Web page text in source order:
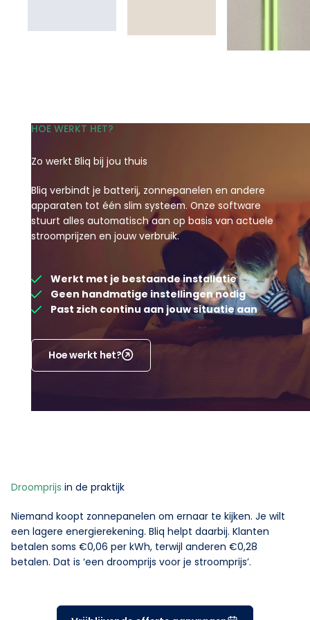
HOE WERKT HET?
Zo werkt Bliq bij jou thuis
Bliq verbindt je batterij, zonnepanelen en andere
apparaten tot één slim systeem. Onze software
stuurt alles automatisch aan op basis van actuele
stroomprijzen en jouw verbruik.
Werkt met je bestaande installatie
Geen handmatige instellingen nodig
Past zich continu aan jouw situatie aan
Hoe werkt het?
Droomprijs in de praktijk
Niemand koopt zonnepanelen om ernaar te kijken. Je wilt
een lagere energierekening. Bliq helpt daarbij. Klanten
betalen soms €0,06 per kWh, terwijl anderen €0,28
betalen. Dat is ‘een droomprijs voor je stroomprijs’.